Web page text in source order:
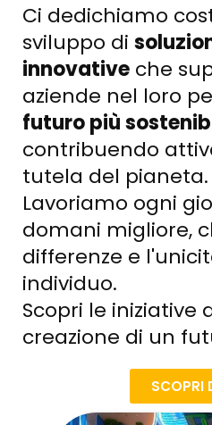
Ci dedichiamo
sviluppo di
innovative che
aziende nel loro
futuro più
contribuendo
tutela del pianeta.
Lavoriamo ogni
domani migliore,
differenze e
individuo.
Scopri le iniziative
creazione di un
SCOPRI